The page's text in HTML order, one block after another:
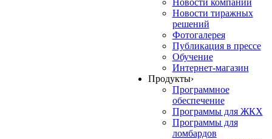
Новости тиражных
решений
Фотогалерея
Публикация в прессе
Обучение
Интернет-магазин
Продукты›
Программное
обеспечение
Программы для ЖКХ
Программы для
ломбардов